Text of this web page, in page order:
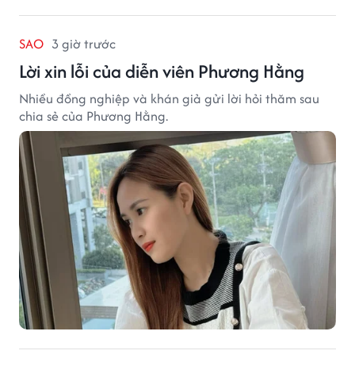
SAO 3 giờ trước
Lời xin lỗi của diễn viên Phương Hằng
Nhiều đồng nghiệp và khán giả gửi lời hỏi thăm sau
chia sẻ của Phương Hằng.